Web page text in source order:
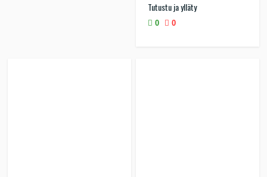
Tutustu ja ylläty
0 0